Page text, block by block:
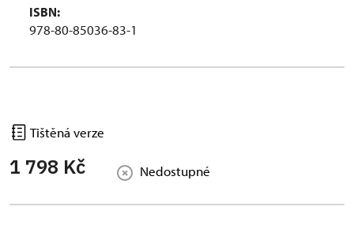
ISBN:
978-80-85036-83-1
Tištěná verze
1 798 Kč Nedostupné